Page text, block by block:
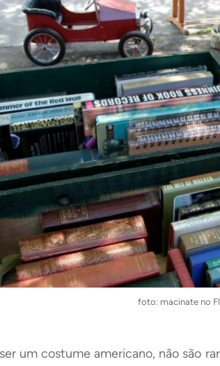
foto: macinate no
um costume americano, não são